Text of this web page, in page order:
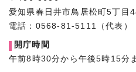
愛知県春日井市鳥居松町5丁目
電話：0568-81-5111（代表）
開庁時間
午前8時30分から午後5時15分